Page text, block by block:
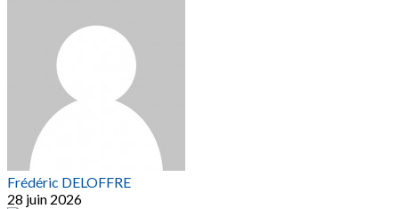
Frédéric DELOFFRE
28 juin 2026